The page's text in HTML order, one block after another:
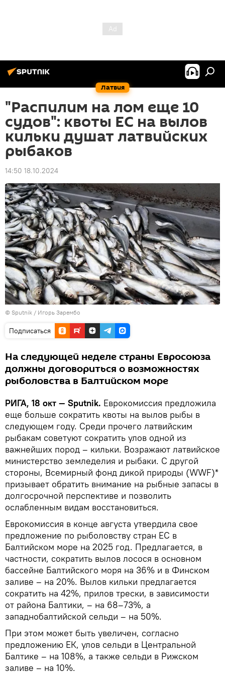
Латвия
"Распилим на лом еще 10
судов": квоты ЕС на вылов
кильки душат латвийских
рыбаков
14:50 18.10.2024
© Sputnik / Игорь Зарембо
Подписаться
На следующей неделе страны Евросоюза
должны договориться о возможностях
рыболовства в Балтийском море
РИГА, 18 окт — Sputnik. Еврокомиссия предложила
еще больше сократить квоты на вылов рыбы в
следующем году. Среди прочего латвийским
рыбакам советуют сократить улов одной из
важнейших пород – кильки. Возражают латвийское
министерство земледелия и рыбаки. С другой
стороны, Всемирный фонд дикой природы (WWF)*
призывает обратить внимание на рыбные запасы в
долгосрочной перспективе и позволить
ослабленным видам восстановиться.
Еврокомиссия в конце августа утвердила свое
предложение по рыболовству стран ЕС в
Балтийском море на 2025 год. Предлагается, в
частности, сократить вылов лосося в основном
бассейне Балтийского моря на 36% и в Финском
заливе – на 20%. Вылов кильки предлагается
сократить на 42%, прилов трески, в зависимости
от района Балтики, – на 68–73%, а
западнобалтийской сельди – на 50%.
При этом может быть увеличен, согласно
предложению ЕК, улов сельди в Центральной
Балтике – на 108%, а также сельди в Рижском
заливе – на 10%.